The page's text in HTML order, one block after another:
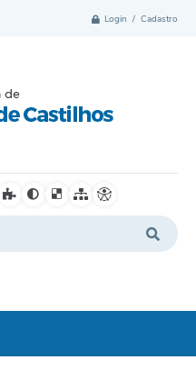
Login / Cadastro